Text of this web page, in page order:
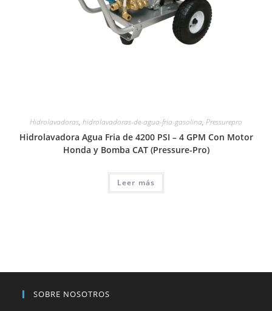
Hidrolavadoras, hidrolavadoras-de-agua-fria-gasolina, Pressurepro
Hidrolavadora Agua Fria de 4200 PSI – 4 GPM Con Motor
Honda y Bomba CAT (Pressure-Pro)
Leer más
SOBRE NOSOTROS